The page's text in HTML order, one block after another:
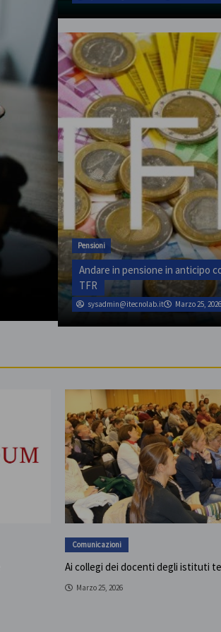
Pensioni
Andare in pensione in anticipo
TFR
sysadmin@itecnolab.it Marzo 25, 2026
Comunicazioni
Ai collegi dei docenti degli istituti
Marzo 25, 2026